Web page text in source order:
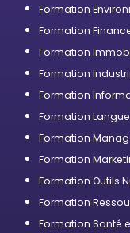
Formation
Formation
Formation
Formation
Formation
Formation
Formation
Formation
Formation Outils
Formation
Formation Santé